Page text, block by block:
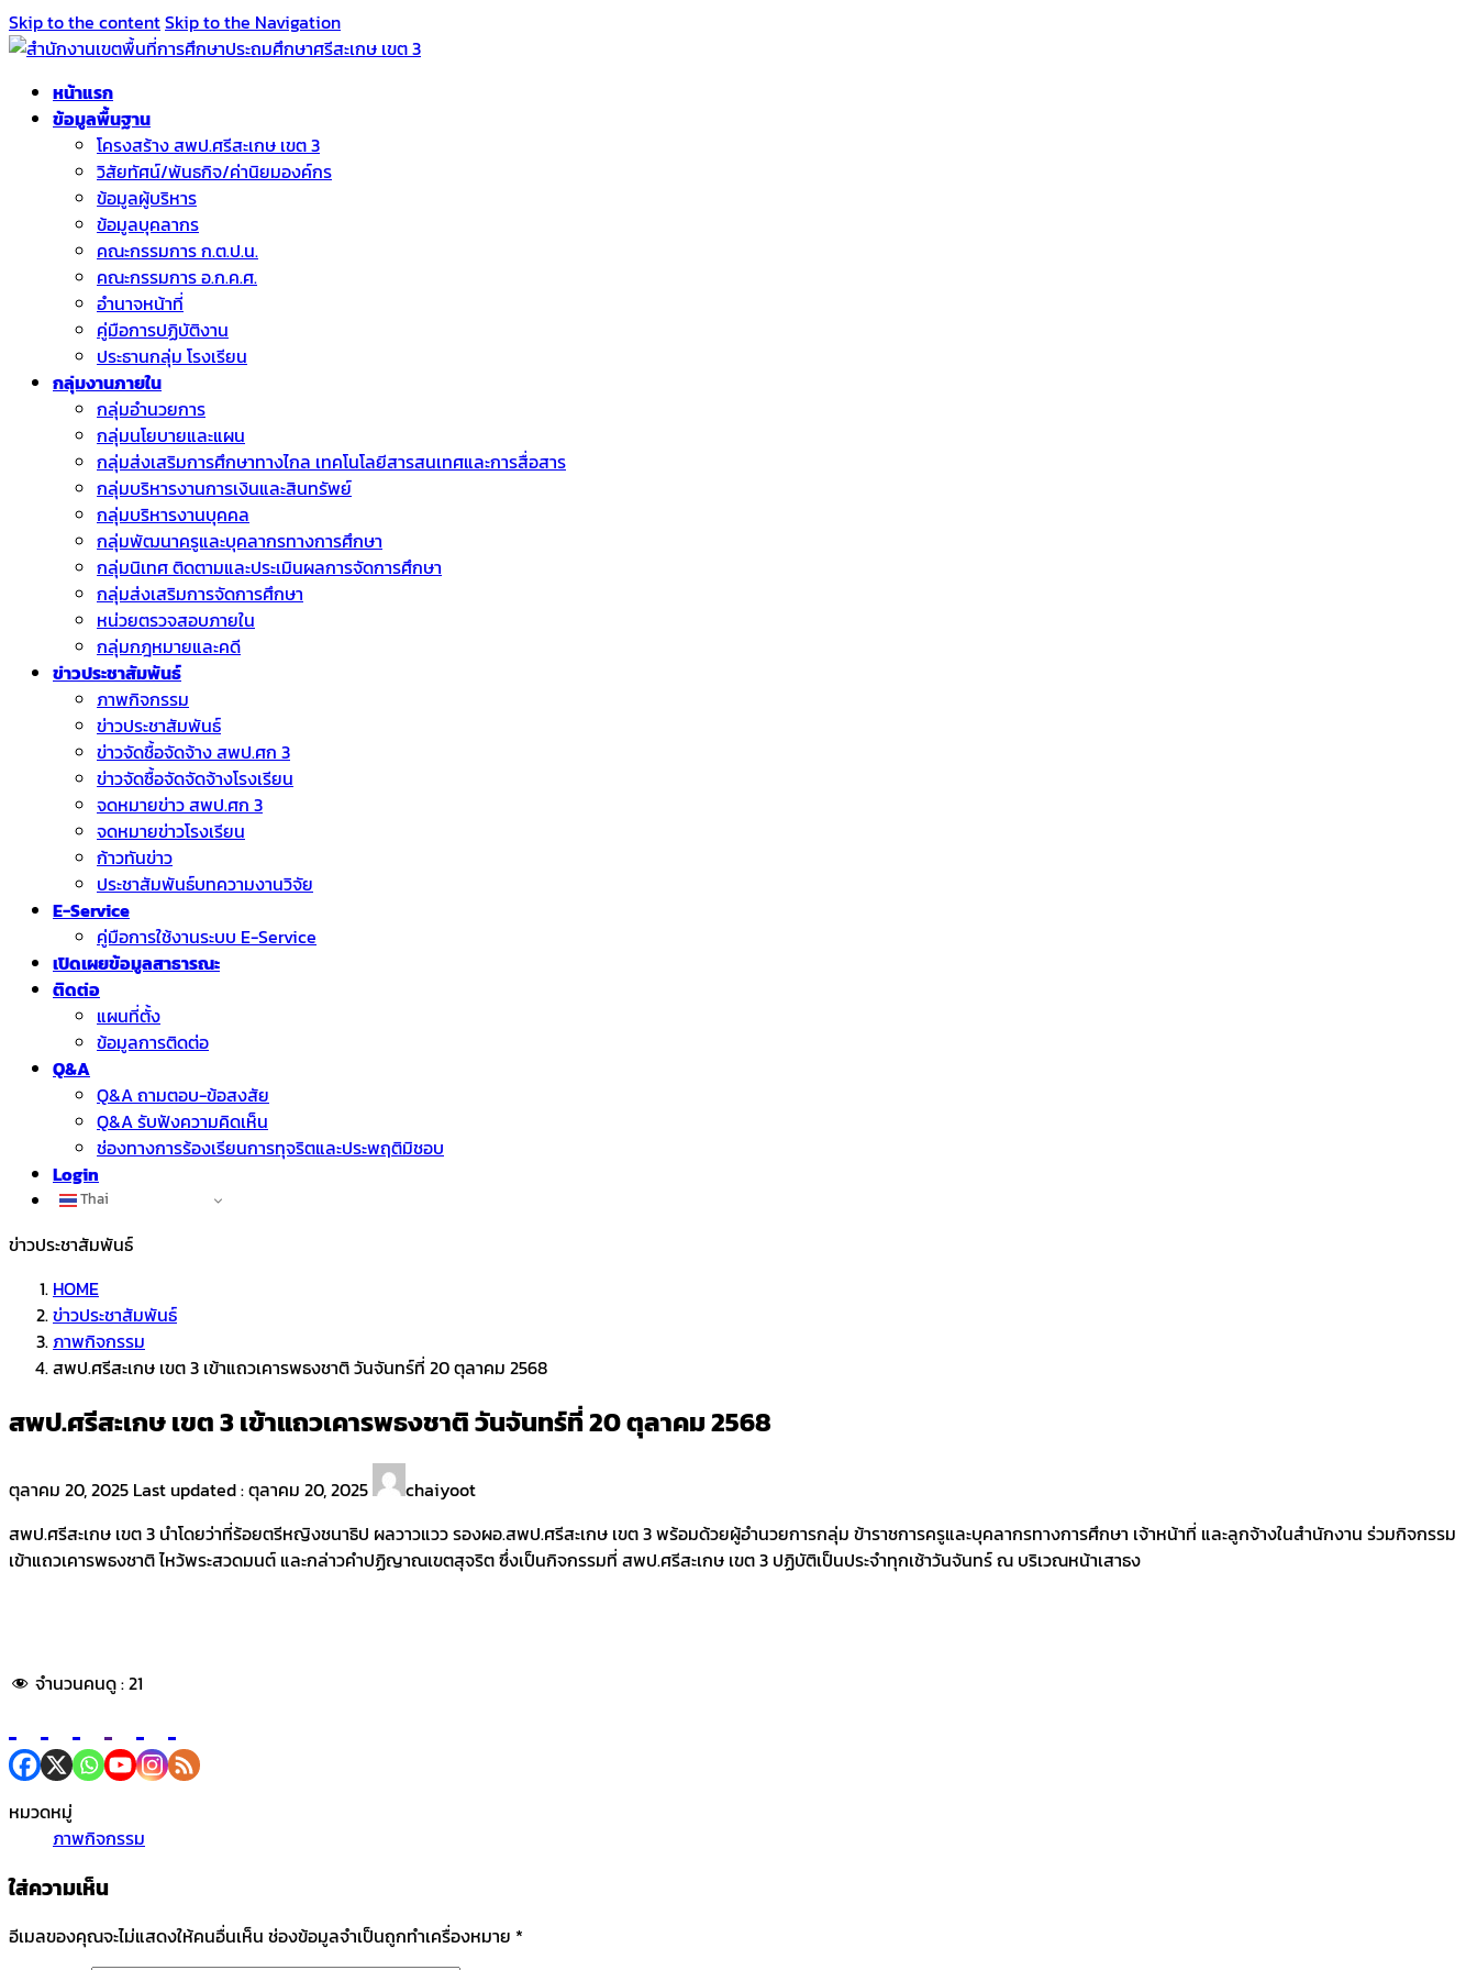
Skip to the contentSkip to the Navigation
หน้าแรก
ข้อมูลพื้นฐาน
โครงสร้าง สพป.ศรีสะเกษ เขต 3
วิสัยทัศน์/พันธกิจ/ค่านิยมองค์กร
ข้อมูลผู้บริหาร
ข้อมูลบุคลากร
คณะกรรมการ ก.ต.ป.น.
คณะกรรมการ อ.ก.ค.ศ.
อำนาจหน้าที่
คู่มือการปฏิบัติงาน
ประธานกลุ่ม โรงเรียน
กลุ่มงานภายใน
กลุ่มอำนวยการ
กลุ่มนโยบายและแผน
กลุ่มส่งเสริมการศึกษาทางไกล เทคโนโลยีสารสนเทศและการสื่อสาร
กลุ่มบริหารงานการเงินและสินทรัพย์
กลุ่มบริหารงานบุคคล
กลุ่มพัฒนาครูและบุคลากรทางการศึกษา
กลุ่มนิเทศ ติดตามและประเมินผลการจัดการศึกษา
กลุ่มส่งเสริมการจัดการศึกษา
หน่วยตรวจสอบภายใน
กลุ่มกฎหมายและคดี
ข่าวประชาสัมพันธ์
ภาพกิจกรรม
ข่าวประชาสัมพันธ์
ข่าวจัดชื้อจัดจ้าง สพป.ศก 3
ข่าวจัดซื้อจัดจัดจ้างโรงเรียน
จดหมายข่าว สพป.ศก 3
จดหมายข่าวโรงเรียน
ก้าวทันข่าว
ประชาสัมพันธ์บทความงานวิจัย
E-Service
คู่มือการใช้งานระบบ E-Service
เปิดเผยข้อมูลสาธารณะ
ติดต่อ
แผนที่ตั้ง
ข้อมูลการติดต่อ
Q&A
Q&A ถามตอบ-ข้อสงสัย
Q&A รับฟังความคิดเห็น
ช่องทางการร้องเรียนการทุจริตและประพฤติมิชอบ
Login
Thai
ข่าวประชาสัมพันธ์
HOME
ข่าวประชาสัมพันธ์
ภาพกิจกรรม
สพป.ศรีสะเกษ เขต 3 เข้าแถวเคารพธงชาติ วันจันทร์ที่ 20 ตุลาคม 2568
สพป.ศรีสะเกษ เขต 3 เข้าแถวเคารพธงชาติ วันจันทร์ที่ 20 ตุลาคม 2568
ตุลาคม 20, 2025 Last updated :ตุลาคม 20, 2025
chaiyoot
สพป.ศรีสะเกษ เขต 3 นำโดยว่าที่ร้อยตรีหญิงชนาธิป ผลวาวแวว รองผอ.สพป.ศรีสะเกษ เขต 3 พร้อมด้วยผู้อำนวยการกลุ่ม ข้าราชการครูและบุคลากรทางการศึกษา เจ้าหน้าที่ และลูกจ้างในสำนักงาน ร่วมกิจกรรม
เข้าแถวเคารพธงชาติ ไหว้พระสวดมนต์ และกล่าวคำปฏิญาณเขตสุจริต ซึ่งเป็นกิจกรรมที่ สพป.ศรีสะเกษ เขต 3 ปฏิบัติเป็นประจำทุกเช้าวันจันทร์ ณ บริเวณหน้าเสาธง
จำนวนคนดู :21
หมวดหมู่
ภาพกิจกรรม
ใส่ความเห็น
อีเมลของคุณจะไม่แสดงให้คนอื่นเห็น ช่องข้อมูลจำเป็นถูกทำเครื่องหมาย *